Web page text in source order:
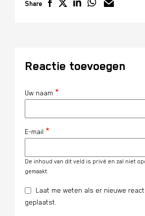
Share
Reactie toevoegen
Uw naam
E-mail
De inhoud van dit veld is privé en zal niet
gemaakt.
Laat me weten als er nieuwe
geplaatst.